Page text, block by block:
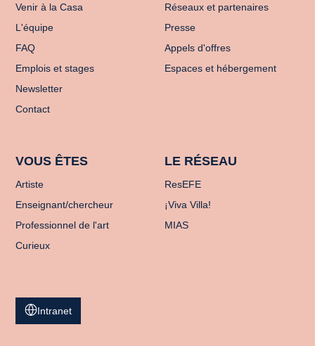
Venir à la Casa
L'équipe
FAQ
Emplois et stages
Newsletter
Contact
Réseaux et partenaires
Presse
Appels d'offres
Espaces et hébergement
VOUS ÊTES
Artiste
Enseignant/chercheur
Professionnel de l'art
Curieux
LE RÉSEAU
ResEFE
¡Viva Villa!
MIAS
Intranet